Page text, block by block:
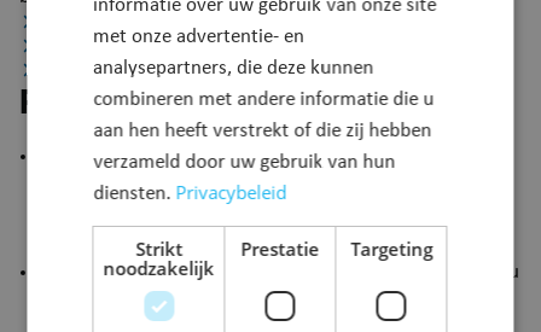
Kostprijs
Reglementen
Procedure
Vraag het stedenbouwkundig attest aan bij de instantie
bevoegd voor het afleveren van een
altijd de gemeente.
De instantie verleent het attest op basis van een door jou
opgemaakt schetsontwerp. Zo verkrijg je meer zekerheid
informatie over uw gebruik van onze site
met onze advertentie- en
analysepartners, die deze kunnen
combineren met andere informatie die u
aan hen heeft verstrekt of die zij hebben
verzameld door uw gebruik van hun
diensten. Privacybeleid
Strikt
noodzakelijk
Prestatie Targeting